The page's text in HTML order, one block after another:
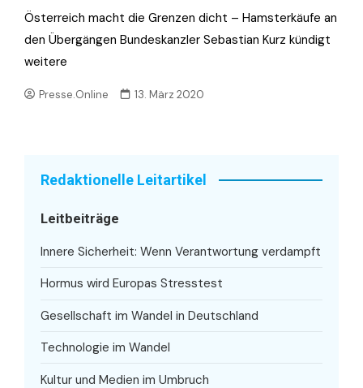
Österreich macht die Grenzen dicht – Hamsterkäufe an
den Übergängen Bundeskanzler Sebastian Kurz kündigt
weitere
Presse.Online 13. März 2020
Redaktionelle Leitartikel
Leitbeiträge
Innere Sicherheit: Wenn Verantwortung verdampft
Hormus wird Europas Stresstest
Gesellschaft im Wandel in Deutschland
Technologie im Wandel
Kultur und Medien im Umbruch